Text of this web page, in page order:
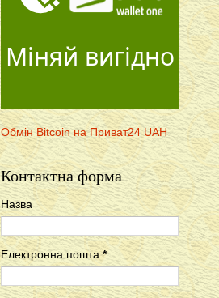
Міняй вигідно
Обмін Bitcoin на Приват24 UAH
Контактна форма
Назва
Електронна пошта*